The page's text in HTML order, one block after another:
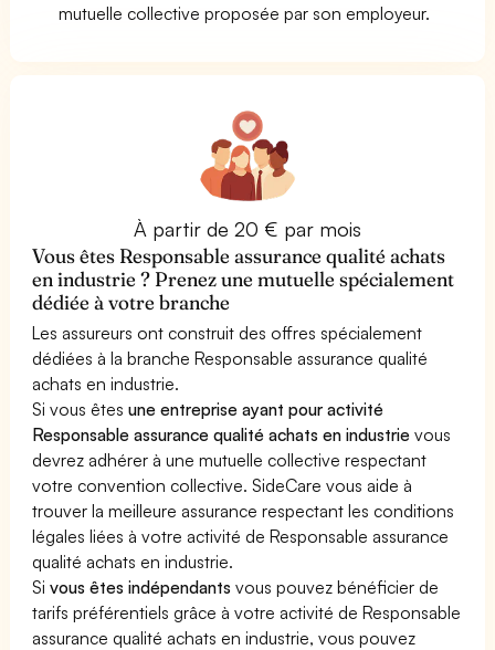
mutuelle collective proposée par son employeur.
À partir de 20 € par mois
Vous êtes Responsable assurance qualité achats
en industrie ? Prenez une mutuelle spécialement
dédiée à votre branche
Les assureurs ont construit des offres spécialement
dédiées à la branche Responsable assurance qualité
achats en industrie.
Si vous êtesune entreprise ayant pour activité
Responsable assurance qualité achats en industrie vous
devrez adhérer à une mutuelle collective respectant
votre convention collective. SideCare vous aide à
trouver la meilleure assurance respectant les conditions
légales liées à votre activité de Responsable assurance
qualité achats en industrie.
Sivous êtes indépendants vous pouvez bénéficier de
tarifs préférentiels grâce à votre activité de Responsable
assurance qualité achats en industrie, vous pouvez